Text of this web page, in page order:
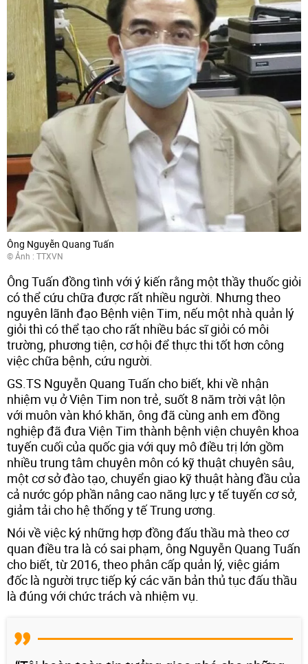
Ông Nguyễn Quang Tuấn
© Ảnh : TTXVN
Ông Tuấn đồng tình với ý kiến rằng một thầy thuốc giỏi
có thể cứu chữa được rất nhiều người. Nhưng theo
nguyên lãnh đạo Bệnh viện Tim, nếu một nhà quản lý
giỏi thì có thể tạo cho rất nhiều bác sĩ giỏi có môi
trường, phương tiện, cơ hội để thực thi tốt hơn công
việc chữa bệnh, cứu người.
GS.TS Nguyễn Quang Tuấn cho biết, khi về nhận
nhiệm vụ ở Viện Tim non trẻ, suốt 8 năm trời vật lộn
với muôn vàn khó khăn, ông đã cùng anh em đồng
nghiệp đã đưa Viện Tim thành bệnh viện chuyên khoa
tuyến cuối của quốc gia với quy mô điều trị lớn gồm
nhiều trung tâm chuyên môn có kỹ thuật chuyên sâu,
một cơ sở đào tạo, chuyển giao kỹ thuật hàng đầu của
cả nước góp phần nâng cao năng lực y tế tuyến cơ sở,
giảm tải cho hệ thống y tế Trung ương.
Nói về việc ký những hợp đồng đấu thầu mà theo cơ
quan điều tra là có sai phạm, ông Nguyễn Quang Tuấn
cho biết, từ 2016, theo phân cấp quản lý, việc giám
đốc là người trực tiếp ký các văn bản thủ tục đấu thầu
là đúng với chức trách và nhiệm vụ.